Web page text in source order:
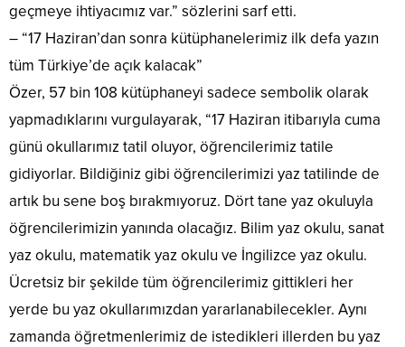
geçmeye ihtiyacımız var.” sözlerini sarf etti.
– “17 Haziran’dan sonra kütüphanelerimiz ilk defa yazın
tüm Türkiye’de açık kalacak”
Özer, 57 bin 108 kütüphaneyi sadece sembolik olarak
yapmadıklarını vurgulayarak, “17 Haziran itibarıyla cuma
günü okullarımız tatil oluyor, öğrencilerimiz tatile
gidiyorlar. Bildiğiniz gibi öğrencilerimizi yaz tatilinde de
artık bu sene boş bırakmıyoruz. Dört tane yaz okuluyla
öğrencilerimizin yanında olacağız. Bilim yaz okulu, sanat
yaz okulu, matematik yaz okulu ve İngilizce yaz okulu.
Ücretsiz bir şekilde tüm öğrencilerimiz gittikleri her
yerde bu yaz okullarımızdan yararlanabilecekler. Aynı
zamanda öğretmenlerimiz de istedikleri illerden bu yaz